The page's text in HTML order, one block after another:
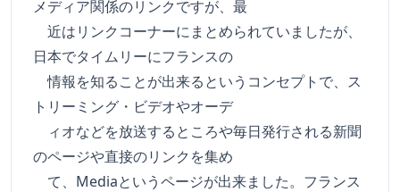
メディア関係のリンクですが、最
近はリンクコーナーにまとめられていましたが、
日本でタイムリーにフランスの
情報を知ることが出来るというコンセプトで、ス
トリーミング・ビデオやオーデ
ィオなどを放送するところや毎日発行される新聞
のページや直接のリンクを集め
て、Mediaというページが出来ました。フランス